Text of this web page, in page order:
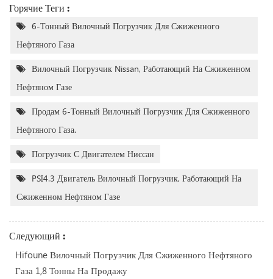
Горячие Теги :
6-Тонный Вилочный Погрузчик Для Сжиженного
Нефтяного Газа
Вилочный Погрузчик Nissan, Работающий На Сжиженном
Нефтяном Газе
Продам 6-Тонный Вилочный Погрузчик Для Сжиженного
Нефтяного Газа.
Погрузчик С Двигателем Ниссан
PSI4.3 Двигатель Вилочный Погрузчик, Работающий На
Сжиженном Нефтяном Газе
Следующий :
Hifoune Вилочный Погрузчик Для Сжиженного Нефтяного
Газа 1,8 Тонны На Продажу